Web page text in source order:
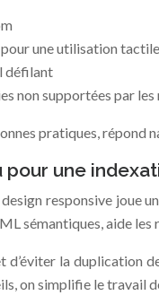
pour une utilisation tactile
défilant
non supportées par les
pratiques,
une
responsive joue
sémantiques, aide
d’éviter la duplication
on simplifie le